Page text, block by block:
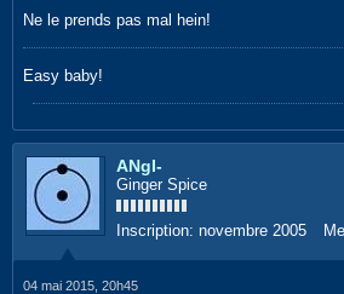
Ne le prends pas mal hein!
Easy baby!
ANgI-
Ginger Spice
Inscription: novembre 2005
04 mai 2015, 20h45